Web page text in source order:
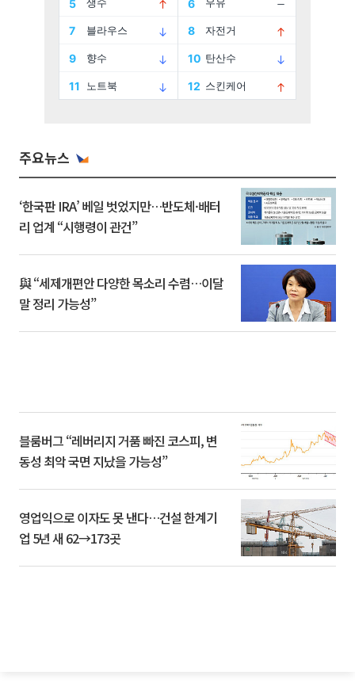
주요뉴스
‘한국판 IRA’ 베일 벗었지만…반도체·배터
리 업계 “시행령이 관건”
與 “세제개편안 다양한 목소리 수렴…이달
말 정리 가능성”
블룸버그 “레버리지 거품 빠진 코스피, 변
동성 최악 국면 지났을 가능성”
영업익으로 이자도 못 낸다…건설 한계기
업 5년 새 62→173곳